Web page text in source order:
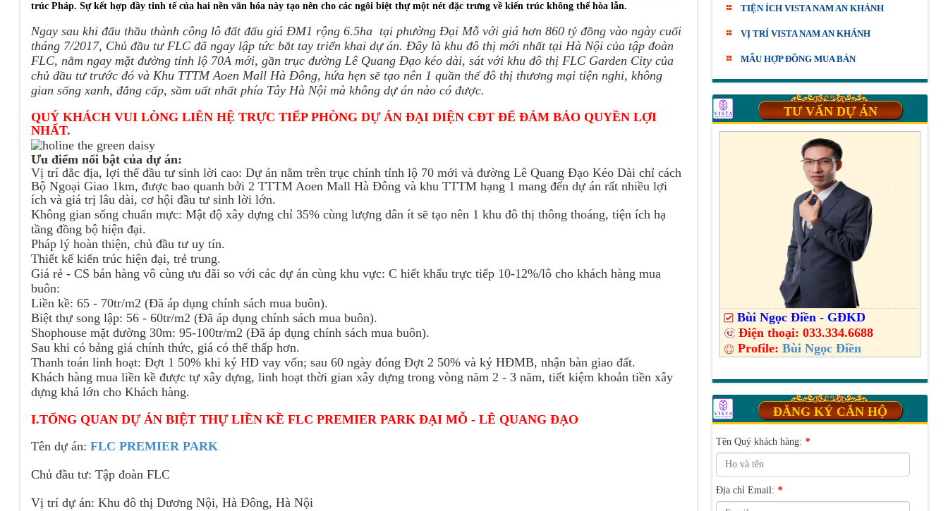
trúc Pháp. Sự kết hợp đầy tinh tế của hai nền văn hóa này tạo nên cho các ngôi biệt thự một nét đặc trưng về kiến trúc không thể hòa lẫn.
Ngay sau khi đấu thầu thành công lô đất đấu giá ĐM1 rộng 6.5ha tại phường Đại Mỗ với giá hơn 860 tỷ đồng vào ngày cuối
tháng 7/2017, Chủ đầu tư FLC đã ngay lập tức bắt tay triển khai dự án. Đây là khu đô thị mới nhất tại Hà Nội của tập đoàn
FLC, nằm ngay mặt đường tỉnh lộ 70A mới, gần trục đường Lê Quang Đạo kéo dài, sát với khu đô thị FLC Garden City của
chủ đầu tư trước đó và Khu TTTM Aoen Mall Hà Đông, hứa hẹn sẽ tạo nên 1 quần thể đô thị thương mại tiện nghi, không
gian sống xanh, đẳng cấp, sầm uất nhất phía Tây Hà Nội mà không dự án nào có được.
QUÝ KHÁCH VUI LÒNG LIÊN HỆ TRỰC TIẾP PHÒNG DỰ ÁN ĐẠI DIỆN CĐT ĐỂ ĐẢM BẢO QUYỀN LỢI
NHẤT.
Ưu điểm nổi bật của dự án:
Vị trí đắc địa, lợi thế đầu tư sinh lời cao: Dự án nằm trên trục chính tỉnh lộ 70 mới và đường Lê Quang Đạo Kéo Dài chỉ cách
Bộ Ngoại Giao 1km, được bao quanh bởi 2 TTTM Aoen Mall Hà Đông và khu TTTM hạng 1 mang đến dự án rất nhiều lợi
ích và giá trị lâu dài, cơ hội đầu tư sinh lời lớn.
Không gian sống chuẩn mực: Mật độ xây dựng chỉ 35% cùng lượng dân ít sẽ tạo nên 1 khu đô thị thông thoáng, tiện ích hạ
tầng đồng bộ hiện đại.
Pháp lý hoàn thiện, chủ đầu tư uy tín.
Thiết kế kiến trúc hiện đại, trẻ trung.
Giá rẻ - CS bán hàng vô cùng ưu đãi so với các dự án cùng khu vực: C hiết khấu trực tiếp 10-12%/lô cho khách hàng mua
buôn:
Liền kề: 65 - 70tr/m2 (Đã áp dụng chính sách mua buôn).
Biệt thự song lập: 56 - 60tr/m2 (Đã áp dụng chính sách mua buôn).
Shophouse mặt đường 30m: 95-100tr/m2 (Đã áp dụng chính sách mua buôn).
Sau khi có bảng giá chính thức, giá có thể thấp hơn.
Thanh toán linh hoạt: Đợt 1 50% khi ký HĐ vay vốn; sau 60 ngày đóng Đợt 2 50% và ký HĐMB, nhận bàn giao đất.
Khách hàng mua liền kề được tự xây dựng, linh hoạt thời gian xây dựng trong vòng năm 2 - 3 năm, tiết kiệm khoản tiền xây
dựng khá lớn cho Khách hàng.
I.TỔNG QUAN DỰ ÁN BIỆT THỰ LIỀN KỀ FLC PREMIER PARK ĐẠI MỖ - LÊ QUANG ĐẠO
Tên dự án:FLC PREMIER PARK
Chủ đầu tư: Tập đoàn FLC
Vị trí dự án: Khu đô thị Dương Nội, Hà Đông, Hà Nội
TIỆN ÍCH VISTA NAM AN KHÁNH
VỊ TRÍ VISTA NAM AN KHÁNH
MẪU HỢP ĐỒNG MUA BÁN
TƯ VẤN DỰ ÁN
Bùi Ngọc Điền - GĐKD
Điện thoại: 033.334.6688
Profile: Bùi Ngọc Điền
ĐĂNG KÝ CĂN HỘ
Tên Quý khách hàng: *
Địa chỉ Email: *